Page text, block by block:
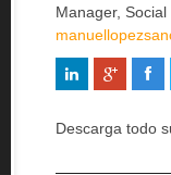
Manager,
Descarga todo